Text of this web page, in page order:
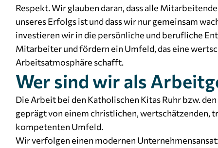
Respekt. Wir glauben daran, dass alle
unseres Erfolgs ist und dass wir nur gemeinsam
investieren wir in die persönliche und berufliche
Mitarbeiter und fördern ein Umfeld, das eine
Arbeitsatmosphäre schafft.
Wer sind wir als
Die Arbeit bei den Katholischen Kitas Ruhr bzw.
geprägt von einem christlichen, wertschätzenden,
kompetenten Umfeld.
Wir verfolgen einen modernen